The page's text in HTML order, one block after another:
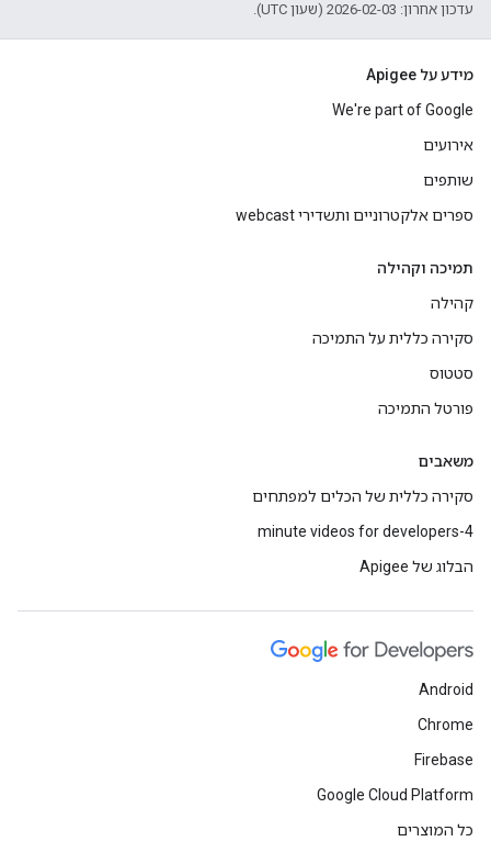
עדכון אחרון: 2026-02-03 (שעון UTC).
מידע על Apigee
We're part of Google
אירועים
שותפים
ספרים אלקטרוניים ותשדירי webcast
תמיכה וקהילה
קהילה
סקירה כללית על התמיכה
סטטוס
פורטל התמיכה
משאבים
סקירה כללית של הכלים למפתחים
4-minute videos for developers
הבלוג של Apigee
Android
Chrome
Firebase
Google Cloud Platform
כל המוצרים